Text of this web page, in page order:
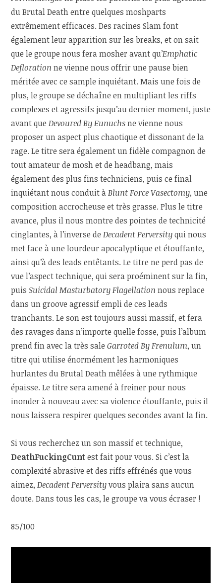
du Brutal Death entre quelques moshparts
extrêmement efficaces. Des racines Slam font
également leur apparition sur les breaks, et on sait
que le groupe nous fera mosher avant qu’Emphatic
Defloration ne vienne nous offrir une pause bien
méritée avec ce sample inquiétant. Mais une fois de
plus, le groupe se déchaîne en multipliant les riffs
complexes et agressifs jusqu’au dernier moment, juste
avant queDevoured By Eunuchsne vienne nous
proposer un aspect plus chaotique et dissonant de la
rage. Le titre sera également un fidèle compagnon de
tout amateur de mosh et de headbang, mais
également des plus fins techniciens, puis ce final
inquiétant nous conduit àBlunt Force Vasectomy, une
composition accrocheuse et très grasse. Plus le titre
avance, plus il nous montre des pointes de technicité
cinglantes, à l’inverse deDecadent Perversityqui nous
met face à une lourdeur apocalyptique et étouffante,
ainsi qu’à des leads entêtants. Le titre ne perd pas de
vue l’aspect technique, qui sera proéminent sur la fin,
puisSuicidal Masturbatory Flagellation nous replace
dans un groove agressif empli de ces leads
tranchants. Le son est toujours aussi massif, et fera
des ravages dans n’importe quelle fosse, puis l’album
prend fin avec la très saleGarroted By Frenulum, un
titre qui utilise énormément les harmoniques
hurlantes du Brutal Death mêlées à une rythmique
épaisse. Le titre sera amené à freiner pour nous
inonder à nouveau avec sa violence étouffante, puis il
nous laissera respirer quelques secondes avant la fin.
Si vous recherchez un son massif et technique,
DeathFuckingCuntest fait pour vous. Si c’est la
complexité abrasive et des riffs effrénés que vous
aimez,Decadent Perversityvous plaira sans aucun
doute. Dans tous les cas, le groupe va vous écraser !
85/100